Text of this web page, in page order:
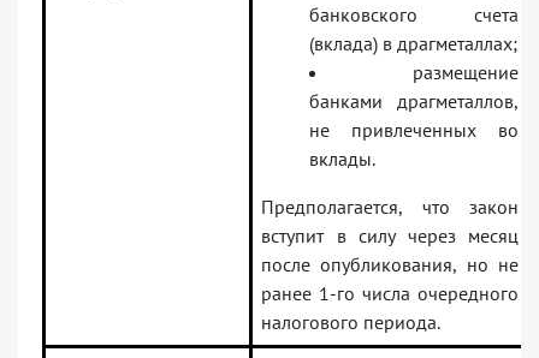
банковского счета
(вклада) в драгметаллах;
размещение
банками драгметаллов,
не привлеченных во
вклады.
Предполагается, что закон
вступит в силу через месяц
после опубликования, но не
ранее 1-го числа очередного
налогового периода.